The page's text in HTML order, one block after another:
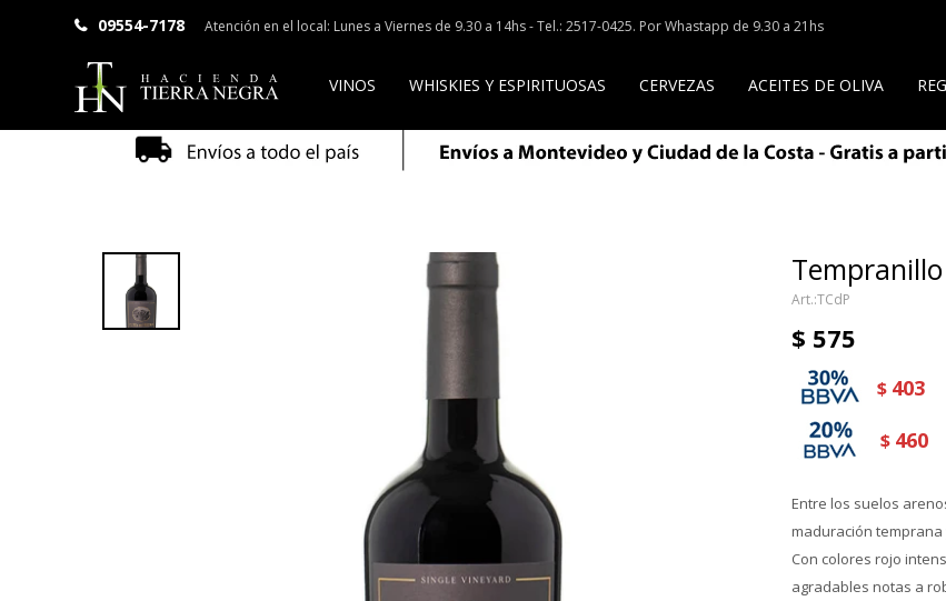
VINOS WHISKIES Y ESPIRITUOSAS CERVEZAS ACEITES DE OLIVA
09554-7178 Atención en el local: Lunes a Viernes de 9.30 a 14hs - Tel.: 2517-0425. Por Whastapp de 9.30 a 21hs
TCdP
$ 575
$ 403
$ 460
Entre los suelos
maduración
Con colores rojo
agradables notas a